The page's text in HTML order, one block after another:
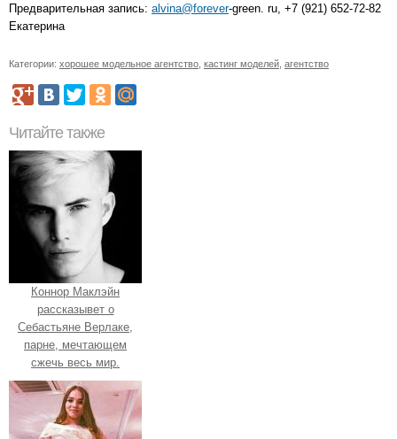
Предварительная запись: alvina@forever-green. ru, +7 (921) 652-72-82
Екатерина
Категории: хорошее модельное агентство кастинг моделей агентство
Читайте также
Коннор Маклэйн
рассказывет о
Себастьяне Верлаке,
парне, мечтающем
сжечь весь мир.